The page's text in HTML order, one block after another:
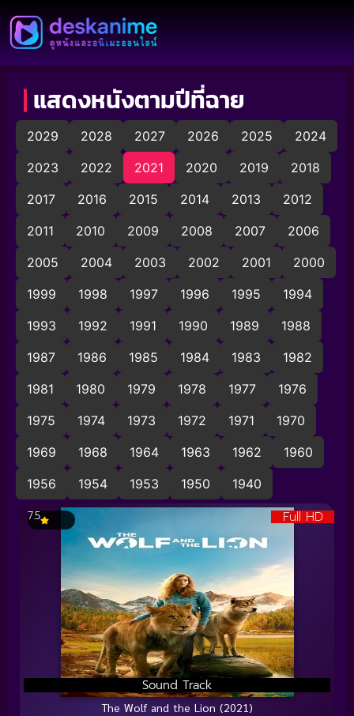
แสดงหนังตามปีที่ฉาย
2029 2028 2027 2026 2025
2024
2023
2022 2021 2020 2019
2018
2017
2016 2015 2014 2013
2012
2011
2010 2009 2008 2007
2006
2005
2004 2003 2002 2001
2000
1999
1998 1997 1996 1995
1994
1993
1992 1991 1990 1989
1988
1987
1986 1985 1984 1983
1982
1981
1980 1979 1978 1977
1976
1975
1974 1973 1972 1971
1970
1969
1968 1964 1963 1962
1960
1956
1954 1953 1950 1940
Full HD
Sound Track
7.5
The Wolf and the Lion (2021)